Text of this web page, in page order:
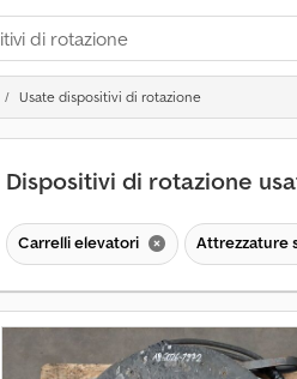
Usate dispositivi di rotazione
Dispositivi di rotazione
Carrelli elevatori Attrezzature